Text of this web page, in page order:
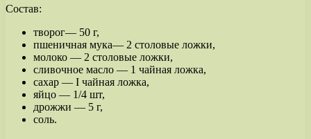
Состав:
творог— 50 г,
пшеничная мука— 2 столовые ложки,
молоко — 2 столовые ложки,
сливочное масло — 1 чайная ложка,
сахар — I чайная ложка,
яйцо — 1/4 шт,
дрожжи — 5 г,
соль.